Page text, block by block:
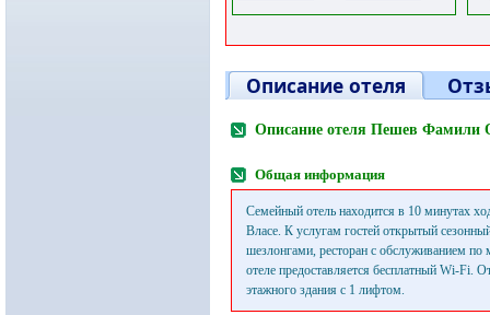
Описание отеля
Описание отеля Пешев Фамили
Общая информация
Семейный отель находится в 10 минутах
Власе. К услугам гостей открытый
шезлонгами, ресторан с обслуживанием
отеле предоставляется бесплатный Wi-Fi.
этажного здания с 1 лифтом.